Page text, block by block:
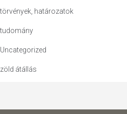
törvények, határozatok
tudomány
Uncategorized
zöld átállás